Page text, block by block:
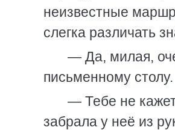
неизвестные
слегка различать
— Да, милая,
письменному столу.
— Тебе не
забрала у неё из